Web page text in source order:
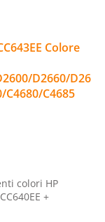
Colore
D2660/
C4685
colori HP
+